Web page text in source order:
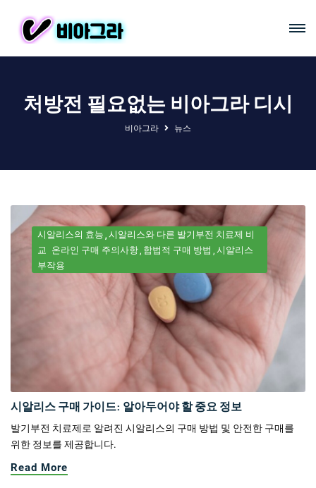
처방전 필요없는 비아그라 디시
비아그라 뉴스
시알리스의 효능 시알리스와 다른 발기부전 치료제 비
교 온라인 구매 주의사항 합법적 구매 방법 시알리스
부작용
시알리스 구매 가이드: 알아두어야 할 중요 정보
발기부전 치료제로 알려진 시알리스의 구매 방법 및 안전한 구매를
위한 정보를 제공합니다.
Read More